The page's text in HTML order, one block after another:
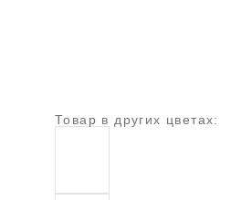
Товар в других цветах: